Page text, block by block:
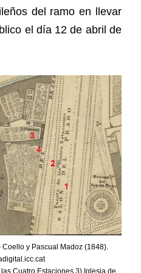
del ramo en llevar
el día 12 de abril de
y Pascual Madoz (1848).
Cuatro Estaciones 3) Iglesia de